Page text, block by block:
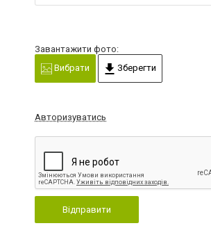
Завантажити фото:
Вибрати
Зберегти
Авторизуватись
Відправити